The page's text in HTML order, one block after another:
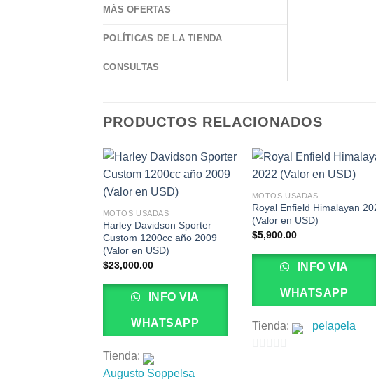
MÁS OFERTAS
POLÍTICAS DE LA TIENDA
CONSULTAS
PRODUCTOS RELACIONADOS
MOTOS USADAS
Harley Davidson Sporter
Custom 1200cc año 2009
(Valor en USD)
$23,000.00
INFO VIA
WHATSAPP
Tienda:
Augusto Soppelsa
MOTOS USADAS
Royal Enfield Himalayan
(Valor en USD)
$5,900.00
INFO VIA
WHATSAPP
Tienda: pelapela